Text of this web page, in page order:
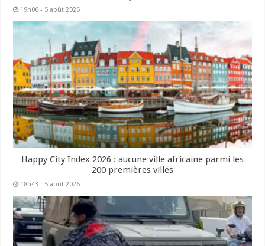
19h06 - 5 août 2026
Happy City Index 2026 : aucune ville africaine parmi les
200 premières villes
18h43 - 5 août 2026